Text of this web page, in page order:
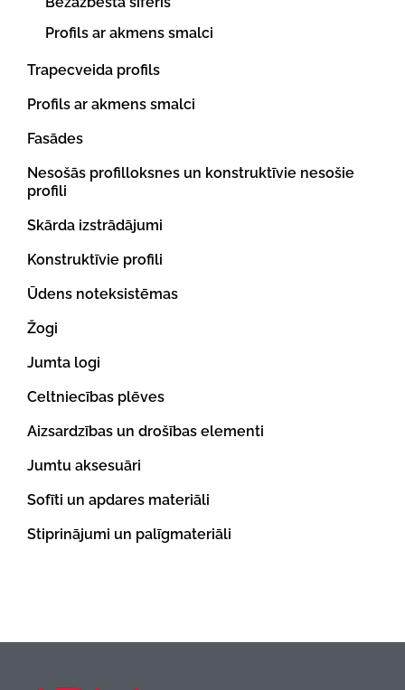
Profils ar akmens smalci
Trapecveida profils
Profils ar akmens smalci
Fasādes
Nesošās profilloksnes un konstruktīvie nesošie
profili
Skārda izstrādājumi
Konstruktīvie profili
Ūdens noteksistēmas
Žogi
Jumta logi
Celtniecības plēves
Aizsardzības un drošības elementi
Jumtu aksesuāri
Sofīti un apdares materiāli
Stiprinājumi un palīgmateriāli